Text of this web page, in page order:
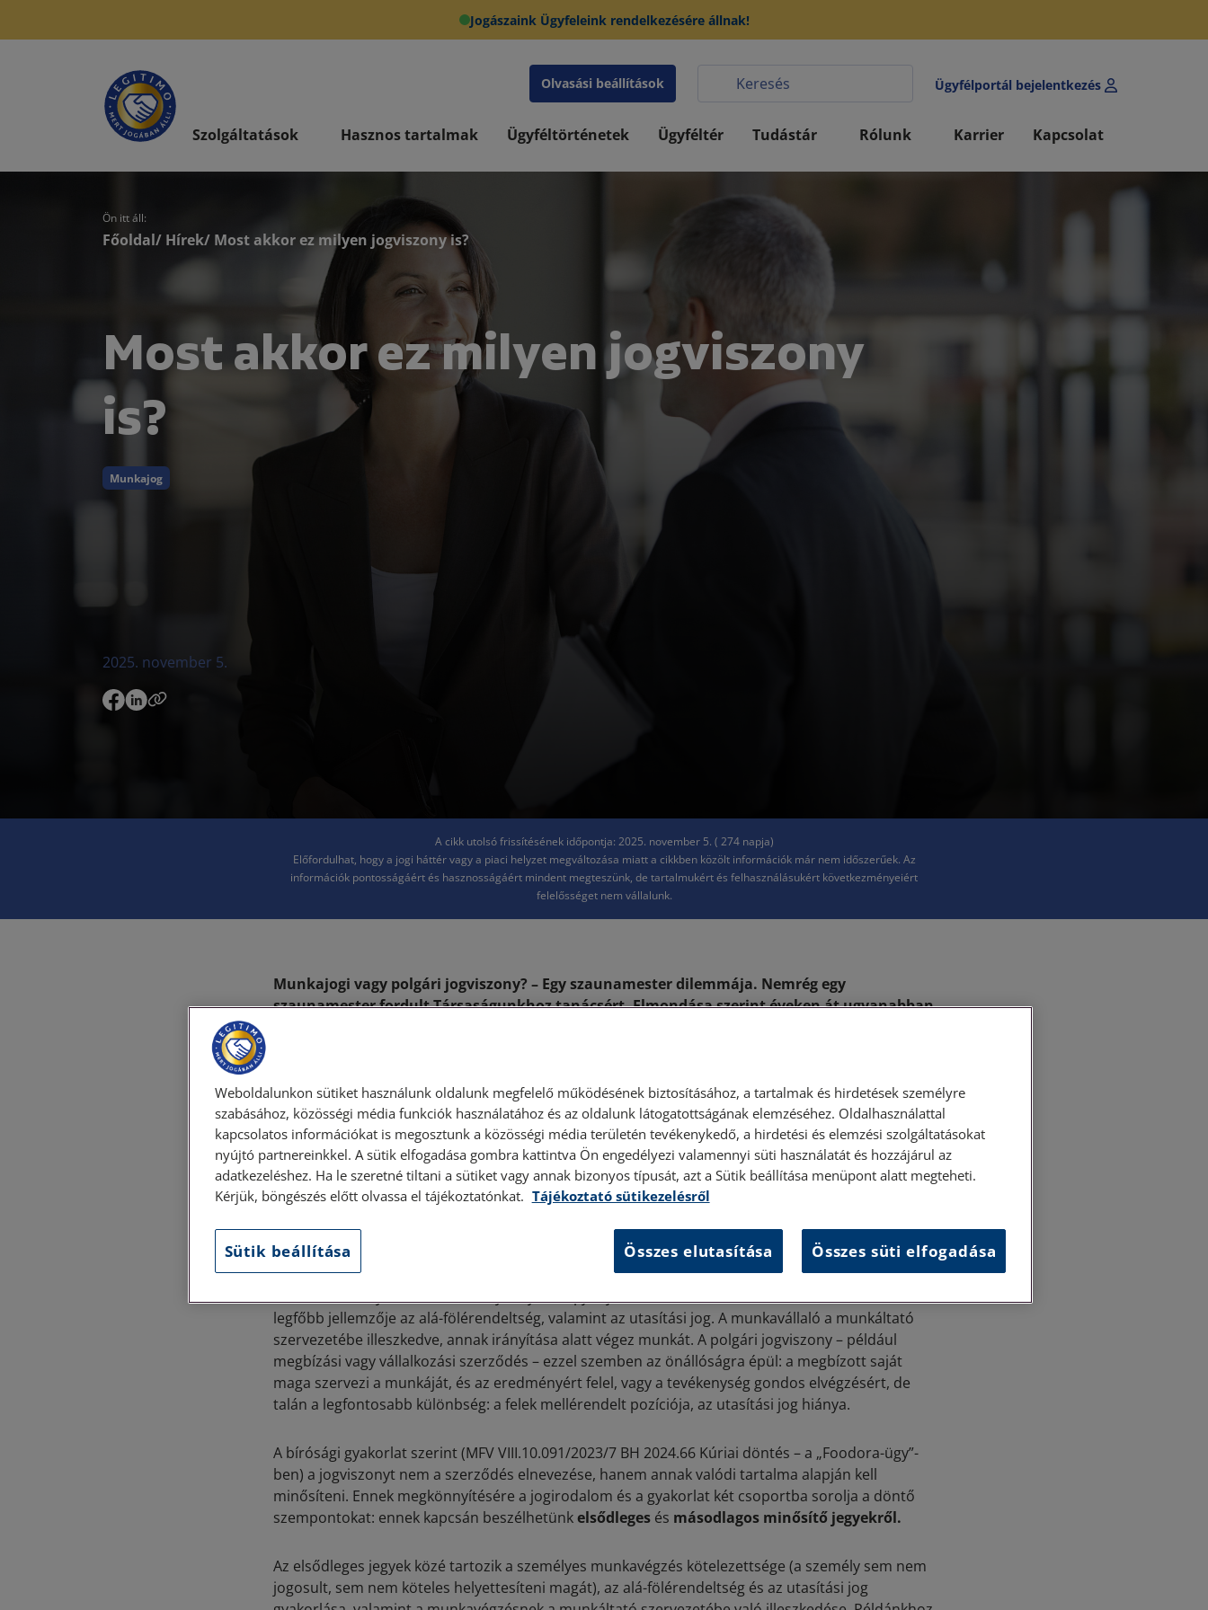
Jogászaink Ügyfeleink rendelkezésére állnak!
Olvasási beállítások Ügyfélportál bejelentkezés
Szolgáltatások Hasznos tartalmak Ügyféltörténetek Ügyféltér Tudástár Rólunk Karrier Kapcsolat
Ön itt áll:
Főoldal/ Hírek/ Most akkor ez milyen jogviszony is?
Most akkor ez milyen jogviszony
is?
Munkajog
2025. november 5.
A cikk utolsó frissítésének időpontja: 2025. november 5. ( 274 napja)
Előfordulhat, hogy a jogi háttér vagy a piaci helyzet megváltozása miatt a cikkben közölt információk már nem időszerűek. Az
információk pontosságáért és hasznosságáért mindent megteszünk, de tartalmukért és felhasználásukért következményeiért
felelősséget nem vállalunk.
Munkajogi vagy polgári jogviszony? – Egy szaunamester dilemmája. Nemrég egy
szaunamester fordult Társaságunkhoz tanácsért. Elmondása szerint éveken át ugyanabban
Amikor a jogviszonya megszűnt, a munkáltató azt állította, hogy ő nem munkaviszonyban, hanem
megbízási szerződés alapján foglalkoztatta őt. Ez vetette fel a kérdést: vajon milyen megítélés alá
esik valójában az ő jogviszonya – munkajoginak vagy polgárjoginak tekinthető?
A két jogviszony között alapvető különbségek vannak, amelyek kihatnak a munkavégzésre, a
jogokra, a kötelezettségekre is. Ha például valakit tévesen megbízási szerződéssel
foglalkoztatnak, eleshet olyan munkajogi garanciáktól, mint a felmondási védelem, a
betegszabadság, a (rendes) szabadság vagy akár a végkielégítés.
legfőbb jellemzője az alá-fölérendeltség, valamint az utasítási jog. A munkavállaló a munkáltató
szervezetébe illeszkedve, annak irányítása alatt végez munkát. A polgári jogviszony – például
megbízási vagy vállalkozási szerződés – ezzel szemben az önállóságra épül: a megbízott saját
maga szervezi a munkáját, és az eredményért felel, vagy a tevékenység gondos elvégzésért, de
talán a legfontosabb különbség: a felek mellérendelt pozíciója, az utasítási jog hiánya.
A bírósági gyakorlat szerint (MFV VIII.10.091/2023/7 BH 2024.66 Kúriai döntés – a „Foodora-ügy”-
ben) a jogviszonyt nem a szerződés elnevezése, hanem annak valódi tartalma alapján kell
minősíteni. Ennek megkönnyítésére a jogirodalom és a gyakorlat két csoportba sorolja a döntő
szempontokat: ennek kapcsán beszélhetünkelsődleges és másodlagos minősítő jegyekről.
Az elsődleges jegyek közé tartozik a személyes munkavégzés kötelezettsége (a személy sem nem
jogosult, sem nem köteles helyettesíteni magát), az alá-fölérendeltség és az utasítási jog
Weboldalunkon sütiket használunk oldalunk megfelelő működésének biztosításához, a tartalmak és hirdetések személyre
szabásához, közösségi média funkciók használatához és az oldalunk látogatottságának elemzéséhez. Oldalhasználattal
kapcsolatos információkat is megosztunk a közösségi média területén tevékenykedő, a hirdetési és elemzési szolgáltatásokat
nyújtó partnereinkkel. A sütik elfogadása gombra kattintva Ön engedélyezi valamennyi süti használatát és hozzájárul az
adatkezeléshez. Ha le szeretné tiltani a sütiket vagy annak bizonyos típusát, azt a Sütik beállítása menüpont alatt megteheti.
Kérjük, böngészés előtt olvassa el tájékoztatónkat. Tájékoztató sütikezelésről
Sütik beállítása Összes elutasítása Összes süti elfogadása